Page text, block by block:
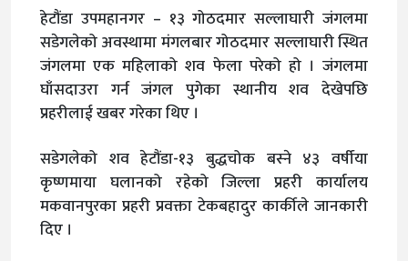
हेटौंडा उपमहानगर – १३ गोठदमार सल्लाघारी जंगलमा
सडेगलेको अवस्थामा मंगलबार गोठदमार सल्लाघारी स्थित
जंगलमा एक महिलाको शव फेला परेको हो । जंगलमा
घाँसदाउरा गर्न जंगल पुगेका स्थानीय शव देखेपछि
प्रहरीलाई खबर गरेका थिए ।
सडेगलेको शव हेटौंडा-१३ बुद्धचोक बस्ने ४३ वर्षीया
कृष्णमाया घलानको रहेको जिल्ला प्रहरी कार्यालय
मकवानपुरका प्रहरी प्रवक्ता टेकबहादुर कार्कीले जानकारी
दिए ।